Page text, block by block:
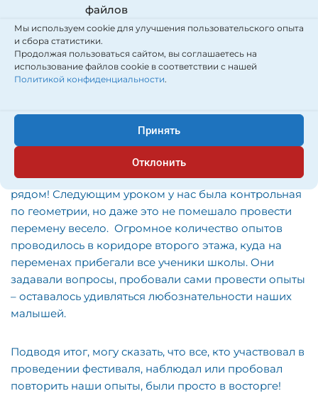
файлов
Мы используем cookie для улучшения пользовательского опыта
и сбора статистики.
Продолжая пользоваться сайтом, вы соглашаетесь на
использование файлов cookie в соответствии с нашей
Политикой конфиденциальности.
Принять
Отклонить
переработке скучной для детей терминологии. Мы с
моим другом Владимиром Осколковым делали
опыты вместе. Нашей темой была инерция. Вообще,
все опыты иллюстрировали темы по физике,
которые мы изучаем на уроках.
В день проведения самого мероприятия мы
получили оборудование – ничего сложного: все
материалы доступны на обычной кухне. В этом-то и
фишка: физика – она на каждом шагу, она
рядом! Следующим уроком у нас была контрольная
по геометрии, но даже это не помешало провести
перемену весело. Огромное количество опытов
проводилось в коридоре второго этажа, куда на
переменах прибегали все ученики школы. Они
задавали вопросы, пробовали сами провести опыты
– оставалось удивляться любознательности наших
малышей.
Подводя итог, могу сказать, что все, кто участвовал в
проведении фестиваля, наблюдал или пробовал
повторить наши опыты, были просто в восторге!